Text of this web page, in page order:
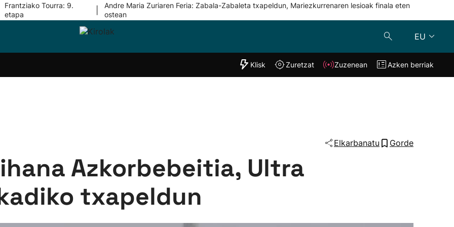
Frantziako Tourra: 9.
etapa
Andre Maria Zuriaren Feria: Zabala-Zabaleta txapeldun, Mariezkurrenaren lesioak finala eten
ostean
EU
Taldeak
"Helmuga"
Klisk Zuzenean
Klisk Zuretzat Zuzenean Azken berriak
Elkarbanatu Gorde
Azkorbebeitia, Ultra
txapeldun